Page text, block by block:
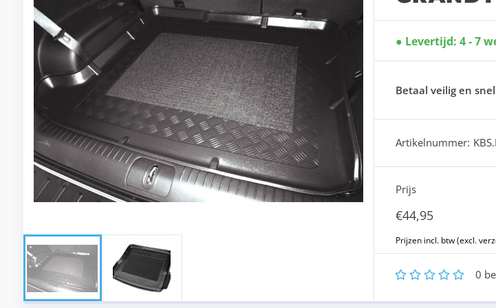
Levertijd: 4 - 7
Betaal veilig en snel
Artikelnummer:
Prijs
€44,95
5
4
3
2 0